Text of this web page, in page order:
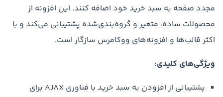
مجدد صفحه به سبد خرید خود اضافه کنند. این افزونه از
محصولات ساده، متغیر و گروه‌بندی‌شده پشتیبانی می‌کند و با
اکثر قالب‌ها و افزونه‌های ووکامرس سازگار است.
ویژگی‌های کلیدی:
پشتیبانی از افزودن به سبد خرید با فناوری AJAX برای